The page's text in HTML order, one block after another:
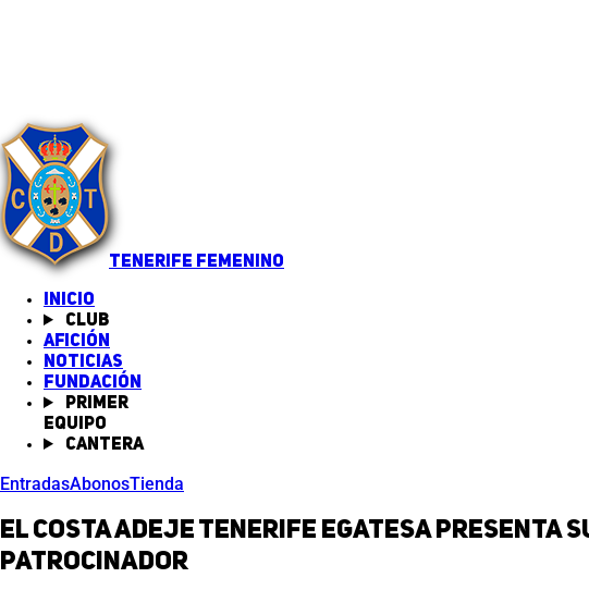
TENERIFE FEMENINO
INICIO
Club
Afición
Noticias
Fundación
Primer
equipo
Cantera
EntradasAbonosTienda
El Costa Adeje Tenerife Egatesa presenta
patrocinador